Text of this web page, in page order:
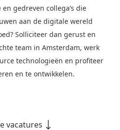
gedreven collega’s die
aan de digitale wereld
Solliciteer dan gerust en
team in Amsterdam, werk
technologieën en profiteer
en te ontwikkelen.
vacatures